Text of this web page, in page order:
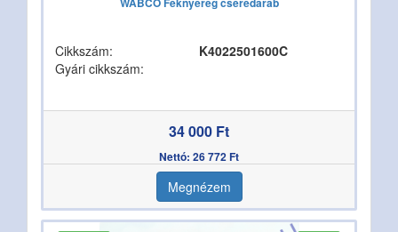
Cikkszám:
K4022501600C
Gyári cikkszám:
34 000 Ft
Nettó: 26 772 Ft
Megnézem